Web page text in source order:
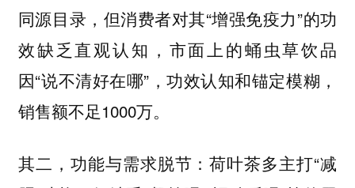
同源目录，但消费者对其“增强免疫力”的功
效缺乏直观认知，市面上的蛹虫草饮品
因“说不清好在哪”，功效认知和锚定模糊，
销售额不足1000万。
其二，功能与需求脱节：荷叶茶多主打“减